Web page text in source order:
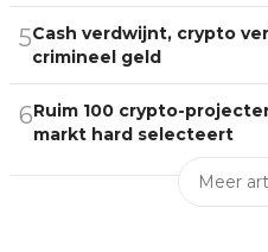
5Cash verdwijnt, crypto
crimineel geld
6Ruim 100 crypto-
markt hard selecteert
Meer